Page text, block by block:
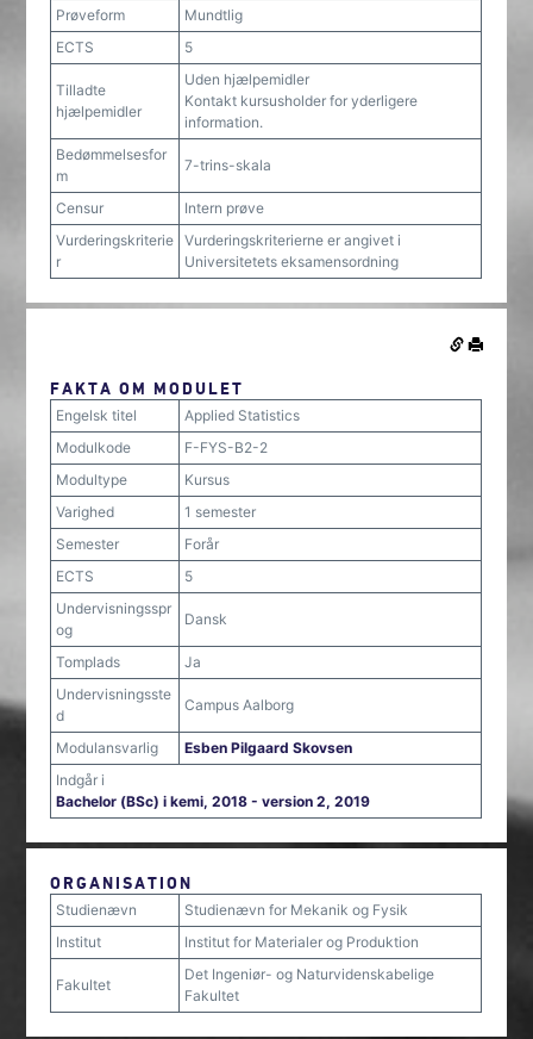
Prøveform
Mundtlig
ECTS
5
Tilladte
hjælpemidler
Uden hjælpemidler
Kontakt kursusholder for yderligere
information.
Bedømmelsesfor
m
7-trins-skala
Censur
Intern prøve
Vurderingskriterie
r
Vurderingskriterierne er angivet i
Universitetets eksamensordning
FAKTA OM MODULET
Engelsk titel
Applied Statistics
Modulkode
F-FYS-B2-2
Modultype
Kursus
Varighed
1 semester
Semester
Forår
ECTS
5
Undervisningsspr
og
Dansk
Tomplads
Ja
Undervisningsste
d
Campus Aalborg
Modulansvarlig
Esben Pilgaard Skovsen
Indgår i
Bachelor (BSc) i kemi, 2018 - version 2, 2019
ORGANISATION
Studienævn
Studienævn for Mekanik og Fysik
Institut
Institut for Materialer og Produktion
Fakultet
Det Ingeniør- og Naturvidenskabelige
Fakultet